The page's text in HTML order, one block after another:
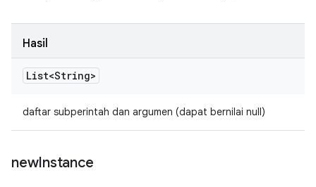
Hasil
List<String>
daftar subperintah dan argumen (dapat bernilai null)
newInstance